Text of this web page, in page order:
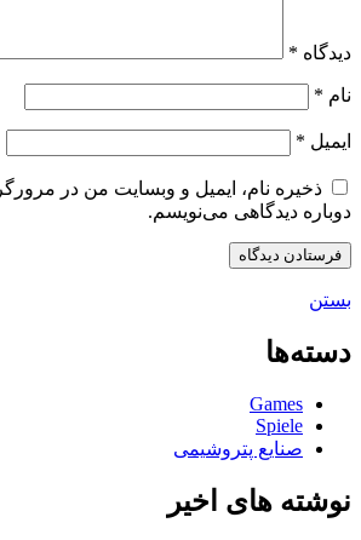
دیدگاه *
نام *
ایمیل *
ذخیره نام، ایمیل و وبسایت من در
دوباره دیدگاهی می‌نویسم.
بستن
دسته‌ها
Games
Spiele
صنایع پتروشیمی
نوشته های اخیر